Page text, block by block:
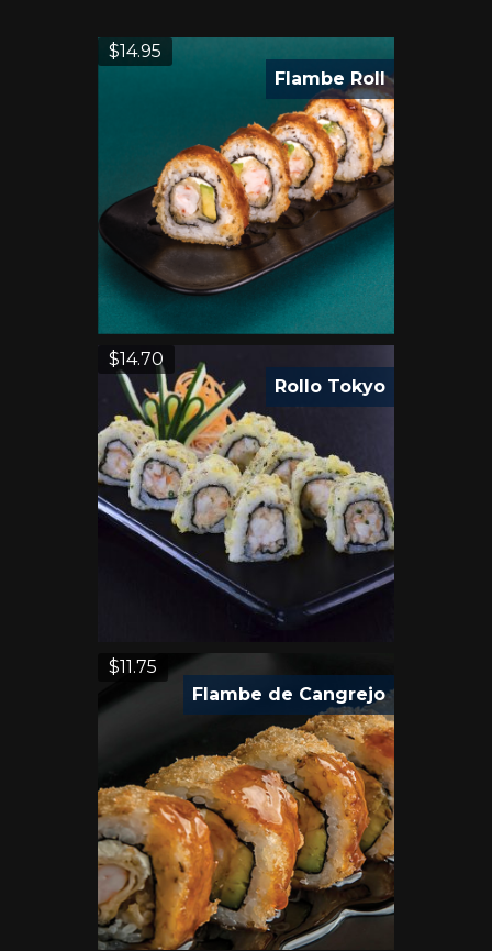
Flambe Roll
$14.95
Rollo Tokyo
$14.70
Flambe de Cangrejo
$11.75